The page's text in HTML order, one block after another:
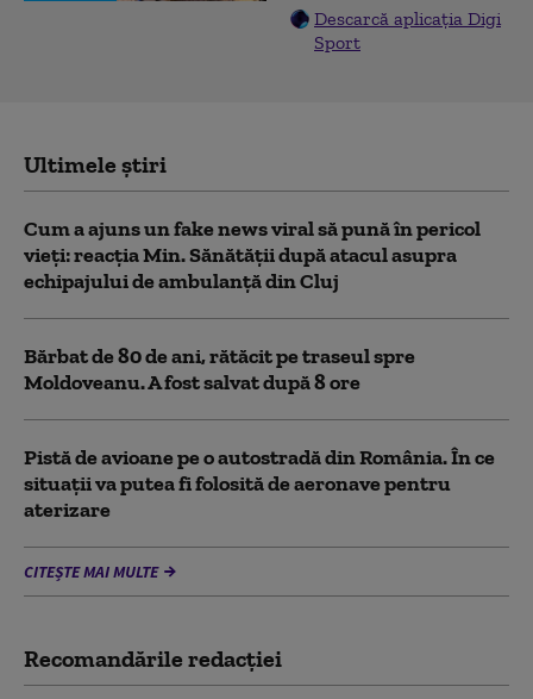
Descarcă aplicația Digi
Sport
Ultimele știri
Cum a ajuns un fake news viral să pună în pericol
vieți: reacția Min. Sănătății după atacul asupra
echipajului de ambulanță din Cluj
Bărbat de 80 de ani, rătăcit pe traseul spre
Moldoveanu. A fost salvat după 8 ore
Pistă de avioane pe o autostradă din România. În ce
situații va putea fi folosită de aeronave pentru
aterizare
CITEȘTE MAI MULTE
Recomandările redacţiei